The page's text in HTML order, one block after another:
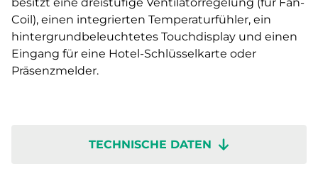
Coil), einen integrierten Temperaturfühler, ein
hintergrundbeleuchtetes Touchdisplay und einen
Eingang für eine Hotel-Schlüsselkarte oder
Präsenzmelder.
TECHNISCHE DATEN